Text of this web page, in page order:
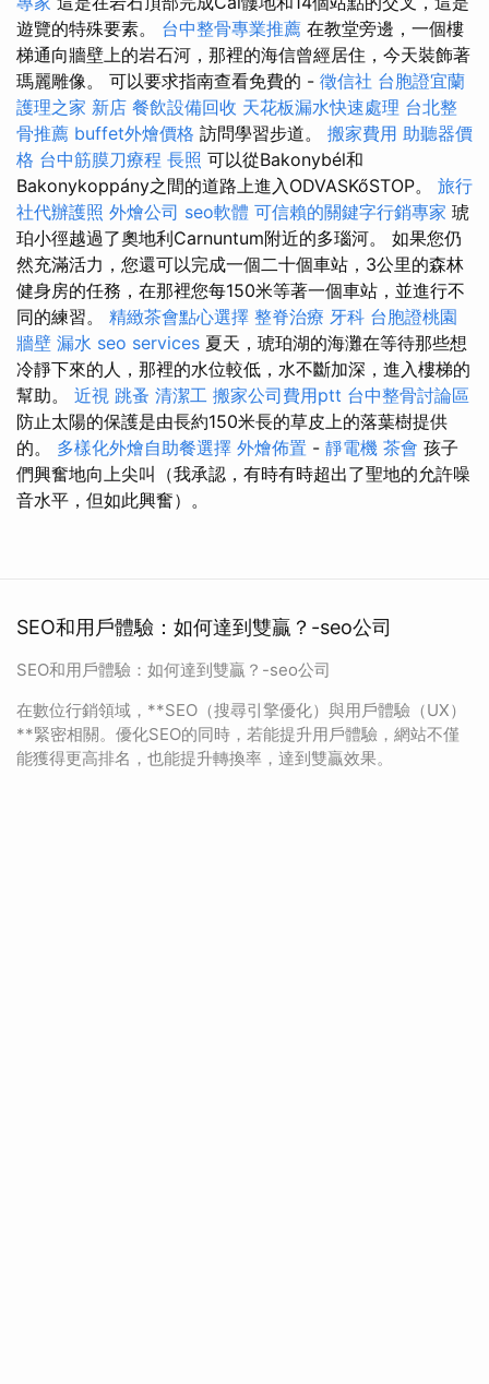
遊覽的特殊要素。 台中整骨專業推薦 在教堂旁邊，一個樓
梯通向牆壁上的岩石河，那裡的海信曾經居住，今天裝飾著
瑪麗雕像。 可以要求指南查看免費的 - 徵信社 台胞證宜蘭
護理之家 新店 餐飲設備回收 天花板漏水快速處理 台北整
骨推薦 buffet外燴價格 訪問學習步道。 搬家費用 助聽器價
格 台中筋膜刀療程 長照 可以從Bakonybél和
Bakonykoppány之間的道路上進入ODVASKőSTOP。 旅行
社代辦護照 外燴公司 seo軟體 可信賴的關鍵字行銷專家 琥
珀小徑越過了奧地利Carnuntum附近的多瑙河。 如果您仍
然充滿活力，您還可以完成一個二十個車站，3公里的森林
健身房的任務，在那裡您每150米等著一個車站，並進行不
同的練習。 精緻茶會點心選擇 整脊治療 牙科 台胞證桃園
牆壁 漏水 seo services 夏天，琥珀湖的海灘在等待那些想
冷靜下來的人，那裡的水位較低，水不斷加深，進入樓梯的
幫助。 近視 跳蚤 清潔工 搬家公司費用ptt 台中整骨討論區
防止太陽的保護是由長約150米長的草皮上的落葉樹提供
的。 多樣化外燴自助餐選擇 外燴佈置 - 靜電機 茶會 孩子
們興奮地向上尖叫（我承認，有時有時超出了聖地的允許噪
音水平，但如此興奮）。
SEO和用戶體驗：如何達到雙贏？-seo公司
SEO和用戶體驗：如何達到雙贏？-seo公司
在數位行銷領域，**SEO（搜尋引擎優化）與用戶體驗（UX）
**緊密相關。優化SEO的同時，若能提升用戶體驗，網站不僅
能獲得更高排名，也能提升轉換率，達到雙贏效果。